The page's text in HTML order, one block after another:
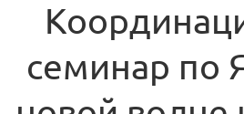
семинар по